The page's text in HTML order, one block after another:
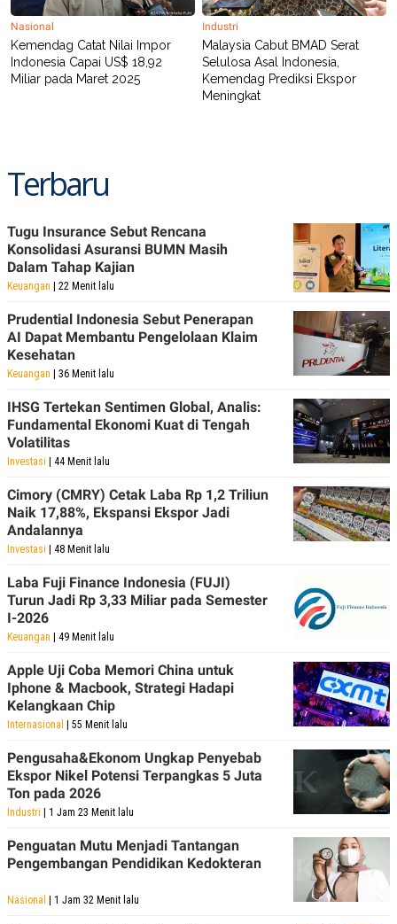
PEDOMAN
PEMBERITAAN
SIBER
PRIVACY
POLICY
Nasional
Kemendag Catat Nilai Impor
Indonesia Capai US$ 18,92
Miliar pada Maret 2025
Industri
Malaysia Cabut BMAD Serat
Selulosa Asal Indonesia,
Kemendag Prediksi Ekspor
Meningkat
Terbaru
Tugu Insurance Sebut Rencana
Konsolidasi Asuransi BUMN Masih
Dalam Tahap Kajian
Keuangan | 22 Menit lalu
Prudential Indonesia Sebut Penerapan
AI Dapat Membantu Pengelolaan Klaim
Kesehatan
Keuangan | 36 Menit lalu
IHSG Tertekan Sentimen Global, Analis:
Fundamental Ekonomi Kuat di Tengah
Volatilitas
Investasi | 44 Menit lalu
Cimory (CMRY) Cetak Laba Rp 1,2 Triliun
Naik 17,88%, Ekspansi Ekspor Jadi
Andalannya
Investasi | 48 Menit lalu
Laba Fuji Finance Indonesia (FUJI)
Turun Jadi Rp 3,33 Miliar pada Semester
I-2026
Keuangan | 49 Menit lalu
Apple Uji Coba Memori China untuk
Iphone & Macbook, Strategi Hadapi
Kelangkaan Chip
Internasional | 55 Menit lalu
Pengusaha&Ekonom Ungkap Penyebab
Ekspor Nikel Potensi Terpangkas 5 Juta
Ton pada 2026
Industri | 1 Jam 23 Menit lalu
Penguatan Mutu Menjadi Tantangan
Pengembangan Pendidikan Kedokteran
Nasional | 1 Jam 32 Menit lalu